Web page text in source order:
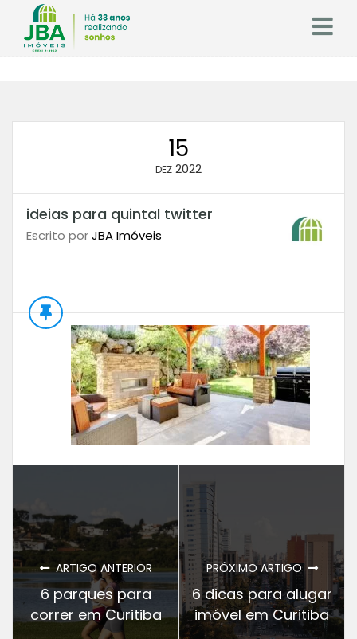
15
DEZ 2022
ideias para quintal twitter
Escrito porJBA Imóveis
ARTIGO ANTERIOR
6 parques para
correr em Curitiba
PRÓXIMO ARTIGO
6 dicas para alugar
imóvel em Curitiba